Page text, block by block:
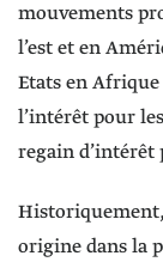
mouvements
l’est et en
Etats en
l’intérêt pour
regain d’intérêt
origine dans la